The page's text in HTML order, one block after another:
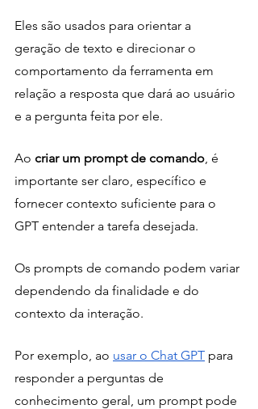
Eles são usados para orientar a
geração de texto e direcionar o
comportamento da ferramenta em
relação a resposta que dará ao usuário
e a pergunta feita por ele.
Ao criar um prompt de comando, é
importante ser claro, específico e
fornecer contexto suficiente para o
GPT entender a tarefa desejada.
Os prompts de comando podem variar
dependendo da finalidade e do
contexto da interação.
Por exemplo, ao usar o Chat GPT para
responder a perguntas de
conhecimento geral, um prompt pode